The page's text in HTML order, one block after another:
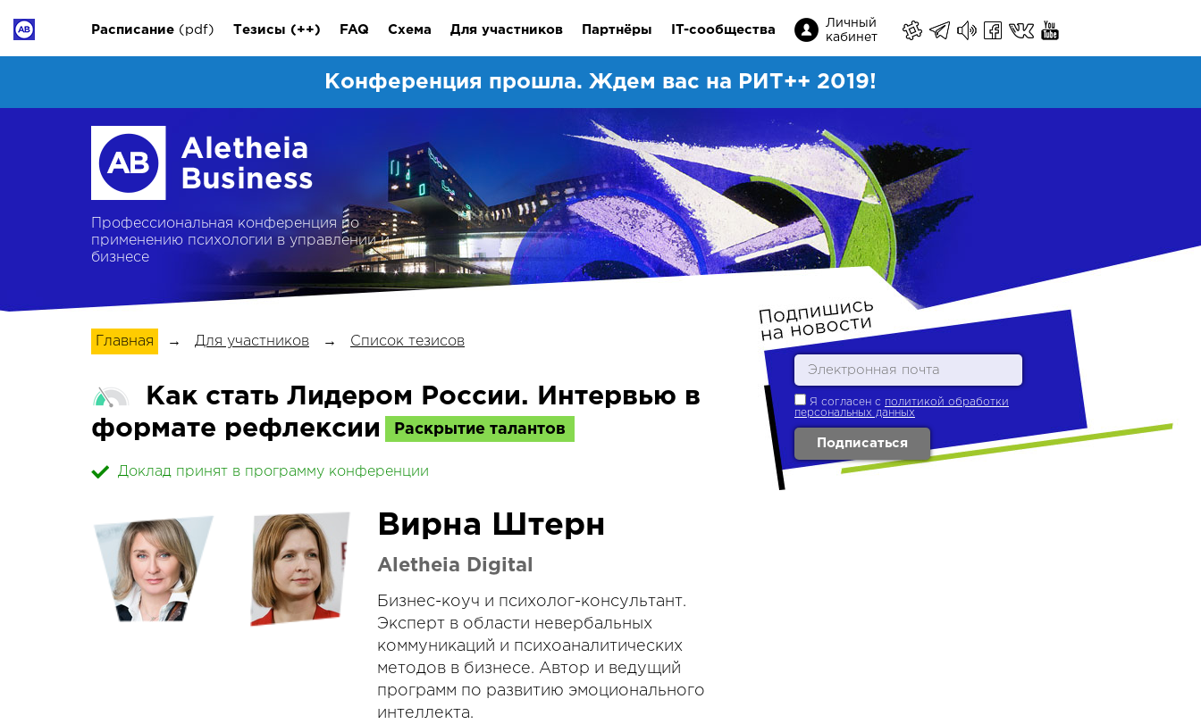
Расписание (pdf) Тезисы (++) FAQ Схема Для участников Партнёры IT-сообщества
Личный
кабинет
Конференция прошла. Ждем вас на РИТ++ 2019!
Профессиональная конференция по
применению психологии в управлении и
бизнесе
Главная → Для участников → Список тезисов
Как стать Лидером России. Интервью в
формате рефлексии
Раскрытие талантов
Доклад принят в программу конференции
Вирна Штерн
Aletheia Digital
Бизнес-коуч и психолог-консультант.
Эксперт в области невербальных
коммуникаций и психоаналитических
методов в бизнесе. Автор и ведущий
программ по развитию эмоционального
интеллекта.
Я согласен с политикой обработки
персональных данных